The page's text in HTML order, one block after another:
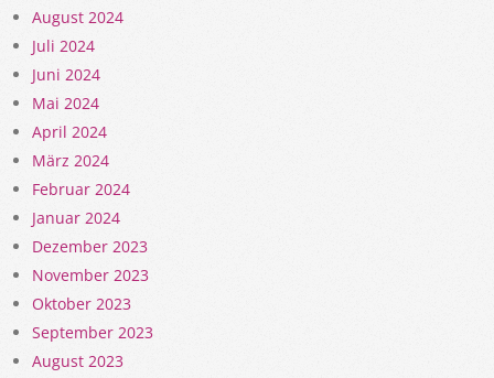
August 2024
Juli 2024
Juni 2024
Mai 2024
April 2024
März 2024
Februar 2024
Januar 2024
Dezember 2023
November 2023
Oktober 2023
September 2023
August 2023